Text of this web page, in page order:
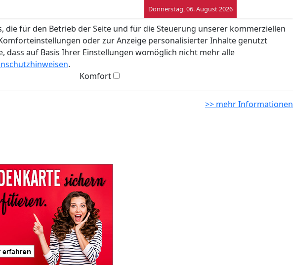
die für den Betrieb der Seite und für die Steuerung unserer kommerziellen
oder zur Anzeige personalisierter Inhalte genutzt
dass auf Basis Ihrer Einstellungen womöglich nicht mehr alle
.
Komfort
>> mehr Informationen
Donnerstag, 06. August 2026